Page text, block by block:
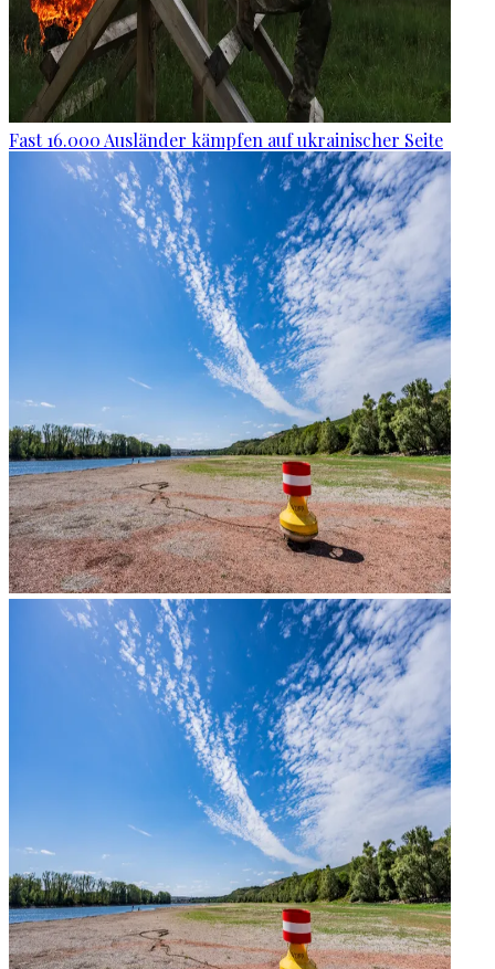
Fast 16.000 Ausländer kämpfen auf ukrainischer Seite